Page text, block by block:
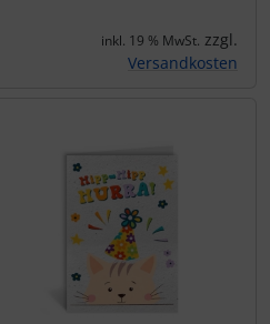
inkl. 19 % MwSt. zzgl.
Versandkosten